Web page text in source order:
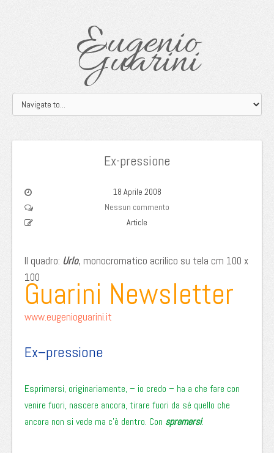
Eugenio
Guarini
Ex-pressione
18 Aprile 2008
Nessun commento
Article
Il quadro: Urlo, monocromatico acrilico su tela cm 100 x
100
Guarini Newsletter
www.eugenioguarini.it
Ex–pressione
Esprimersi, originariamente, – io credo – ha a che fare con
venire fuori, nascere ancora, tirare fuori da sé quello che
ancora non si vede ma c’è dentro. Con spremersi.